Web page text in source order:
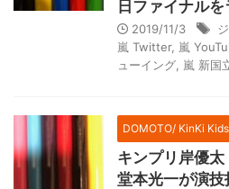
日ファイナル
2019/11/3
嵐 Twitter, 嵐
ューイング 嵐 新国
DOMOTO/ KinKi Kids
キンプリ岸優
堂本光一が演